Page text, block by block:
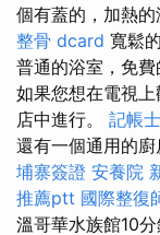
個有蓋的，加熱
整骨 dcard 寬鬆
普通的浴室，免
如果您想在電視
店中進行。 記帳
還有一個通用的
埔寨簽證 安養院
推薦ptt 國際整復
溫哥華水族館10